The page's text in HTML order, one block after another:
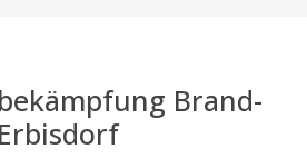
Brand-
Erbisdorf